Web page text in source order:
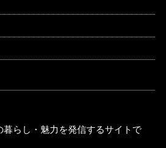
らし・魅力を発信するサイトで